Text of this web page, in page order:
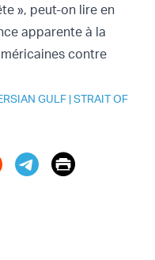
», peut-on lire en
apparente à la
contre
GULF |STRAIT OF
Print